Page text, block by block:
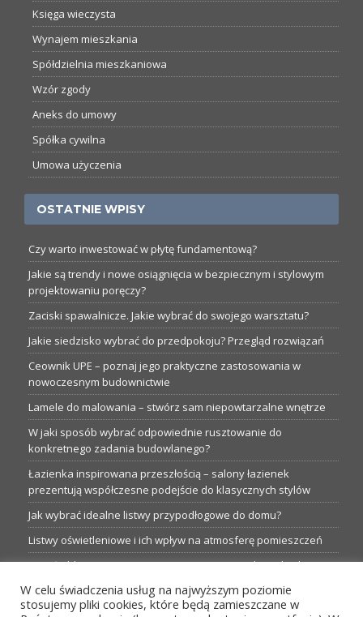
Księga wieczysta
Wynajem mieszkania
Spółdzielnia mieszkaniowa
Wzór zgody
Aneks do umowy
Spółka cywilna
Umowa użyczenia
OSTATNIE WPISY
Czy warto inwestować w płytę fundamentową?
Jakie są trendy i nowe osiągnięcia w bezpiecznym i stylowym
projektowaniu poręczy?
Zaciski spawalnicze. Jakie wybrać do swojego warsztatu?
Jakie siedzisko wybrać do przedpokoju? Przegląd rozwiązań
Ceownik UPE – poznaj jego praktyczne zastosowania w
nowoczesnym budownictwie
Lamele do malowania – stwórz sam niepowtarzalne wnętrze
W jaki sposób wybrać odpowiednie rusztowanie do
konkretnego zadania budowlanego?
Łazienka inspirowana przeszłością – salony łazienek
prezentują współczesne podejście do klasycznych stylów
Jak wybrać idealne listwy przypodłogowe do domu?
Listwy oświetleniowe i ich wpływ na atmosferę pomieszczeń
Garaże blaszane: Nieocenione magazyny podczas budowy
Profesjonalne hurtownie dla każdego budowlańca i instalatora
W celu świadczenia usług na najwyższym poziomie
stosujemy pliki cookies, które będą zamieszczane w